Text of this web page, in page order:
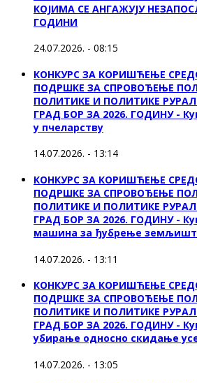
КОЈИМА СЕ АНГАЖУЈУ
ГОДИНИ
24.07.2026. - 08:15
КОНКУРС ЗА КОРИШЋЕЊЕ
ПОДРШКЕ ЗА СПРОВОЂЕЊЕ
ПОЛИТИКЕ И ПОЛИТИКЕ
ГРАД БОР ЗА 2026. ГОДИНУ -
у пчеларству
14.07.2026. - 13:14
КОНКУРС ЗА КОРИШЋЕЊЕ
ПОДРШКЕ ЗА СПРОВОЂЕЊЕ
ПОЛИТИКЕ И ПОЛИТИКЕ
ГРАД БОР ЗА 2026. ГОДИНУ -
машина за ђубрење земљишт
14.07.2026. - 13:11
КОНКУРС ЗА КОРИШЋЕЊЕ
ПОДРШКЕ ЗА СПРОВОЂЕЊЕ
ПОЛИТИКЕ И ПОЛИТИКЕ
ГРАД БОР ЗА 2026. ГОДИНУ -
убирање односно скидање
14.07.2026. - 13:05